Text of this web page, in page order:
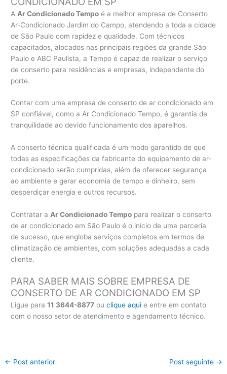
A Ar Condicionado Tempo é a melhor empresa de Conserto
Ar-Condicionado Jardim do Campo, atendendo a toda a cidade
de São Paulo com rapidez e qualidade. Com técnicos
capacitados, alocados nas principais regiões da grande São
Paulo e ABC Paulista, a Tempo é capaz de realizar o serviço
de conserto para residências e empresas, independente do
porte.
Contar com uma empresa de conserto de ar condicionado em
SP confiável, como a Ar Condicionado Tempo, é garantia de
tranquilidade ao devido funcionamento dos aparelhos.
A conserto técnica qualificada é um modo garantido de que
todas as especificações da fabricante do equipamento de ar-
condicionado serão cumpridas, além de oferecer segurança
ao ambiente e gerar economia de tempo e dinheiro, sem
desperdiçar energia e outros recursos.
Contratar a Ar Condicionado Tempo para realizar o conserto
de ar condicionado em São Paulo é o início de uma parceria
de sucesso, que engloba serviços completos em termos de
climatização de ambientes, com soluções adequadas a cada
cliente.
PARA SABER MAIS SOBRE EMPRESA DE
CONSERTO DE AR CONDICIONADO EM SP
Ligue para11 3644-8877 ouclique aqui e entre em contato
com o nosso setor de atendimento e agendamento técnico.
← Post anterior Post seguinte →